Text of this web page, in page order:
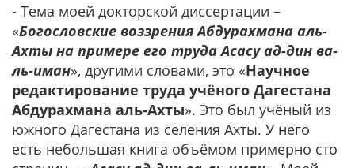
- Тема моей докторской диссертации –
«Богословские воззрения Абдурахмана аль-
Ахты на примере его труда Асасу ад-дин ва-
ль-иман», другими словами, это «Научное
редактирование труда учёного Дагестана
Абдурахмана аль-Ахты». Это был учёный из
южного Дагестана из селения Ахты. У него
есть небольшая книга объёмом примерно сто